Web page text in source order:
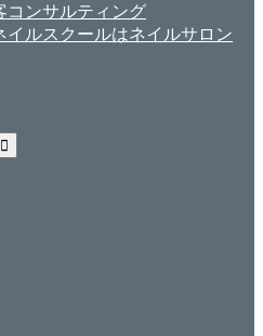
コンサルティング
イルスクールはネイルサロン